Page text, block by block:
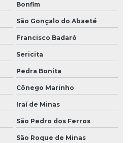
Bonfim
São Gonçalo do Abaeté
Francisco Badaró
Sericita
Pedra Bonita
Cônego Marinho
Iraí de Minas
São Pedro dos Ferros
São Roque de Minas